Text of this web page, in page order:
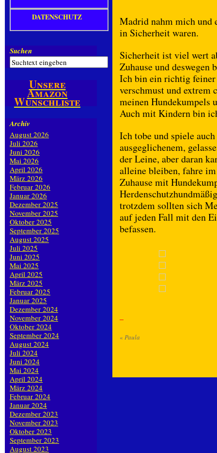
Madrid nahm mich und
in Sicherheit waren.
Sicherheit ist viel wert
Zuhause und
Ich bin ein richtig
verschmust und extrem
meinen Hundekumpels
Auch mit Kindern bin
Ich tobe und spiele
ausgeglichenem,
der Leine, aber daran
alleine bleiben, fahre
Zuhause mit
trotzdem sollten sich
auf jeden Fall mit den
befassen.
« Paula
DATENSCHUTZ
Suchen
Unsere
Amazon
Wunschliste
Archiv
August 2026
Juli 2026
Juni 2026
Mai 2026
April 2026
März 2026
Februar 2026
Januar 2026
Dezember 2025
November 2025
Oktober 2025
September 2025
August 2025
Juli 2025
Juni 2025
Mai 2025
April 2025
März 2025
Februar 2025
Januar 2025
Dezember 2024
November 2024
Oktober 2024
September 2024
August 2024
Juli 2024
Juni 2024
Mai 2024
April 2024
März 2024
Februar 2024
Januar 2024
Dezember 2023
November 2023
Oktober 2023
September 2023
August 2023